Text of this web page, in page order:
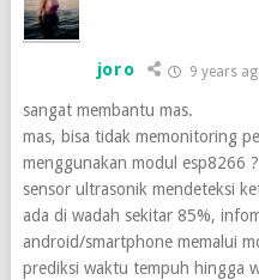
joro 9 years
sangat membantu mas.
mas, bisa tidak memonitoring
menggunakan modul esp8266
sensor ultrasonik mendeteksi
ada di wadah sekitar 85%,
android/smartphone memalui
prediksi waktu tempuh hingga